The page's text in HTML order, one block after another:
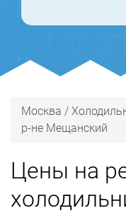
Москва /
р-не Мещанский
Цены на